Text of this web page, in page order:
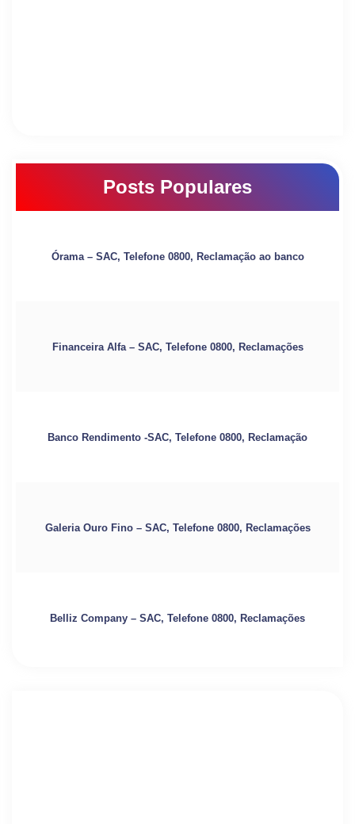
Posts Populares
Órama – SAC, Telefone 0800, Reclamação ao banco
Financeira Alfa – SAC, Telefone 0800, Reclamações
Banco Rendimento -SAC, Telefone 0800, Reclamação
Galeria Ouro Fino – SAC, Telefone 0800, Reclamações
Belliz Company – SAC, Telefone 0800, Reclamações